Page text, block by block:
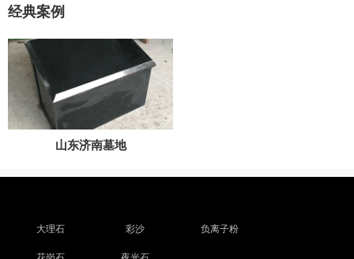
经典案例
山东济南墓地
大理石 彩沙 负离子粉